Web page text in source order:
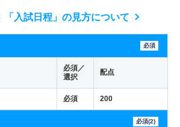
「入試日程」の見方について
必須
必須／
選択
配点
必須 200
必須(2)